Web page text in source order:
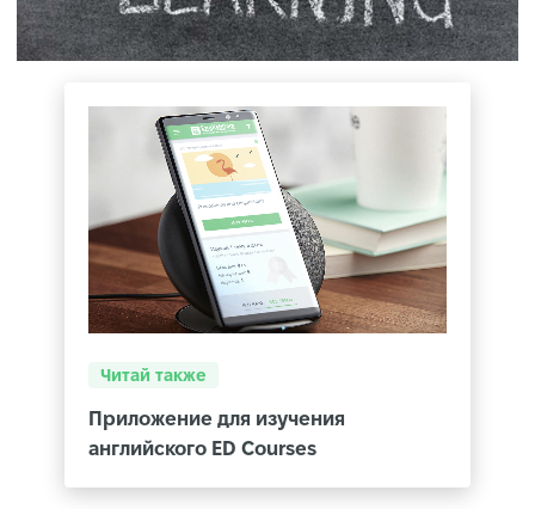
Читай также
Приложение для изучения
английского ED Courses